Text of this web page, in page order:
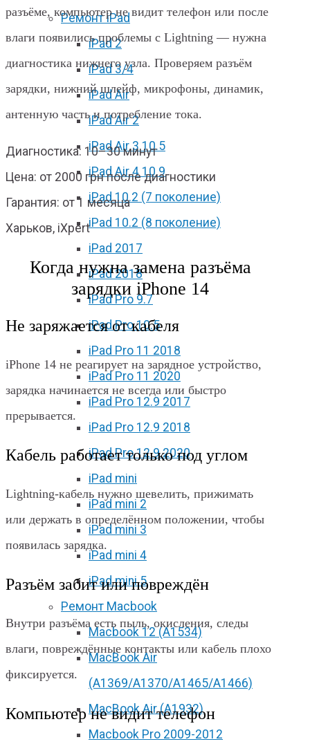
Ремонт iPad
iPad 2
iPad 3/4
iPad Air
iPad Air 2
iPad Air 3 10.5
iPad Air 4 10.9
iPad 10.2 (7 поколение)
iPad 10.2 (8 поколение)
iPad 2017
iPad 2018
iPad Pro 9.7
iPad Pro 10.5
iPad Pro 11 2018
iPad Pro 11 2020
iPad Pro 12.9 2017
iPad Pro 12.9 2018
iPad Pro 12.9 2020
iPad mini
iPad mini 2
iPad mini 3
iPad mini 4
iPad mini 5
Ремонт Macbook
Macbook 12 (А1534)
MacBook Air
(A1369/A1370/A1465/A1466)
MacBook Air (A1932)
Macbook Pro 2009-2012
разъёме, компьютер не видит телефон или после
влаги появились проблемы с Lightning — нужна
диагностика нижнего узла. Проверяем разъём
зарядки, нижний шлейф, микрофоны, динамик,
антенную часть и потребление тока.
Диагностика: 10–30 минут
Цена: от 2000 грн после диагностики
Гарантия: от 1 месяца
Харьков, iXpert
Когда нужна замена разъёма
зарядки iPhone 14
Не заряжается от кабеля
iPhone 14 не реагирует на зарядное устройство,
зарядка начинается не всегда или быстро
прерывается.
Кабель работает только под углом
Lightning-кабель нужно шевелить, прижимать
или держать в определённом положении, чтобы
появилась зарядка.
Разъём забит или повреждён
Внутри разъёма есть пыль, окисления, следы
влаги, повреждённые контакты или кабель плохо
фиксируется.
Компьютер не видит телефон